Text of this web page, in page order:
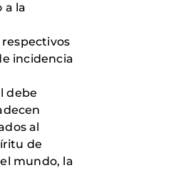
a la
incidencia
debe
al
de
mundo, la